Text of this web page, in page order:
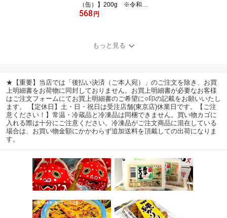
（缶）】200g ※令和8
年寒鯖商品
568円
もっと見る
★【重要】当店では「後払い決済（ご本人宛）」のご注文を除き、お買
上明細書をお荷物に同封しておりません。お買上明細書が必要なお客様
はご注文フォームにてお買上明細書のご希望に○印の記載をお願いいたし
ます。 【定休日】土・日・祝日は受注店舗(東京店)休業日です。【ご注
意ください！】常温・冷蔵品と冷凍品は同梱できません。買い物カゴに
入れる際は十分にご注意ください。冷凍品がご注文商品に混在している
場合は、お買い物金額にかかわらず追加送料を頂戴しての出荷になりま
す。